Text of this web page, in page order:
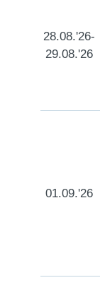
28.08.'26-
29.08.'26
01.09.'26